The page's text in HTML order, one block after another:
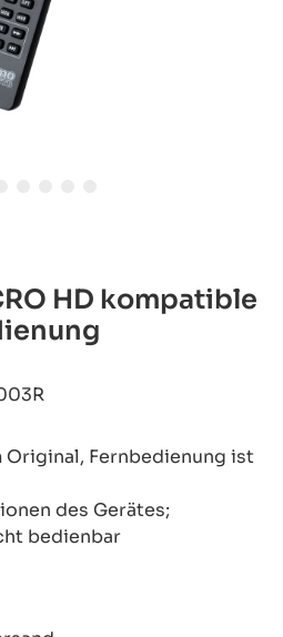
HD kompatible
Original, Fernbedienung ist
des Gerätes;
bedienbar